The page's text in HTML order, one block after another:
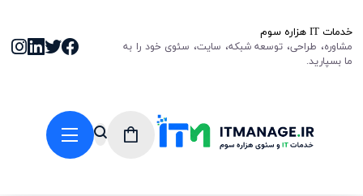
خدمات IT هزاره سوم
مشاوره، طراحی، توسعه شبکه، سایت، سئوی خود را به
ما بسپارید.